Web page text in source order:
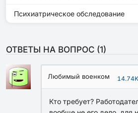
Психиатрическое обследование
ОТВЕТЫ НА ВОПРОС (1)
Любимый военком 14.74K
Кто требует?